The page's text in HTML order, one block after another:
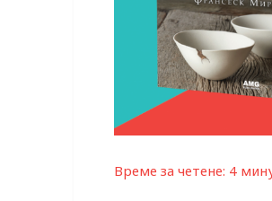
Време за четене: 4